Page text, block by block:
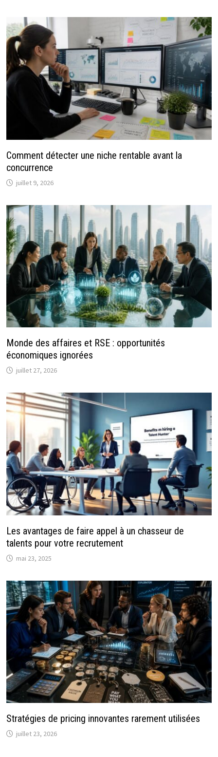
Comment détecter une niche rentable avant la
concurrence
juillet 9, 2026
Monde des affaires et RSE : opportunités
économiques ignorées
juillet 27, 2026
Les avantages de faire appel à un chasseur de
talents pour votre recrutement
mai 23, 2025
Stratégies de pricing innovantes rarement utilisées
juillet 23, 2026